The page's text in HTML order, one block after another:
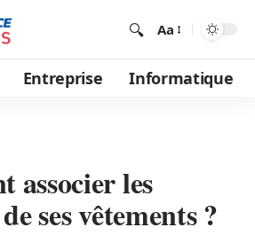
Aa
Entreprise Informatique
associer les
ses vêtements ?